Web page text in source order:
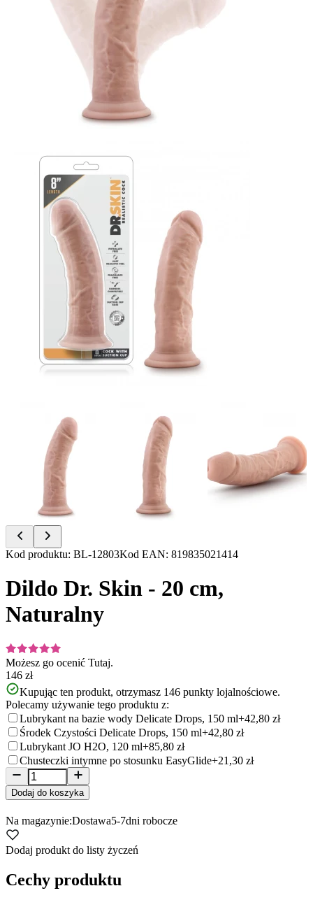
Item
of
Kod produktu: BL-12803Kod EAN: 819835021414
Dildo Dr. Skin - 20 cm,
Naturalny
Możesz go ocenić Tutaj.
146 zł
Kupując ten produkt, otrzymasz 146 punkty lojalnościowe.
Polecamy używanie tego produktu z:
Lubrykant na bazie wody Delicate Drops, 150 ml+42,80 zł
Środek Czystości Delicate Drops, 150 ml+42,80 zł
Lubrykant JO H2O, 120 ml+85,80 zł
Chusteczki intymne po stosunku EasyGlide+21,30 zł
Dodaj do koszyka
Na magazynie:Dostawa5-7dni robocze
Dodaj produkt do listy życzeń
Cechy produktu